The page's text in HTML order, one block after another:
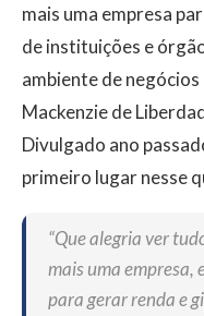
mais uma empresa
de instituições e
ambiente de
Mackenzie de
Divulgado ano
primeiro lugar nesse
“Que alegria ver
mais uma empresa,
para gerar renda e